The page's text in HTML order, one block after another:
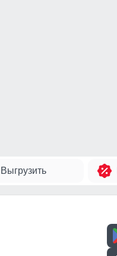
Выгрузить